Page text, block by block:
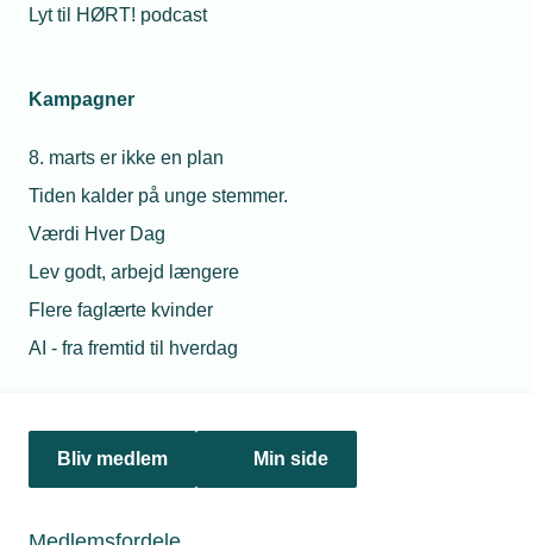
Lyt til HØRT! podcast
Kampagner
8. marts er ikke en plan
Tiden kalder på unge stemmer.
Værdi Hver Dag
Lev godt, arbejd længere
Flere faglærte kvinder
AI - fra fremtid til hverdag
Bliv medlem Min side
Politik & analyse
jura@tekniq.dk
tekniq@tekniq.dk